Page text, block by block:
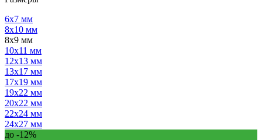
6х7 мм
8х10 мм
8х9 мм
10х11 мм
12х13 мм
13х17 мм
17х19 мм
19х22 мм
20х22 мм
22х24 мм
24х27 мм
до -12%